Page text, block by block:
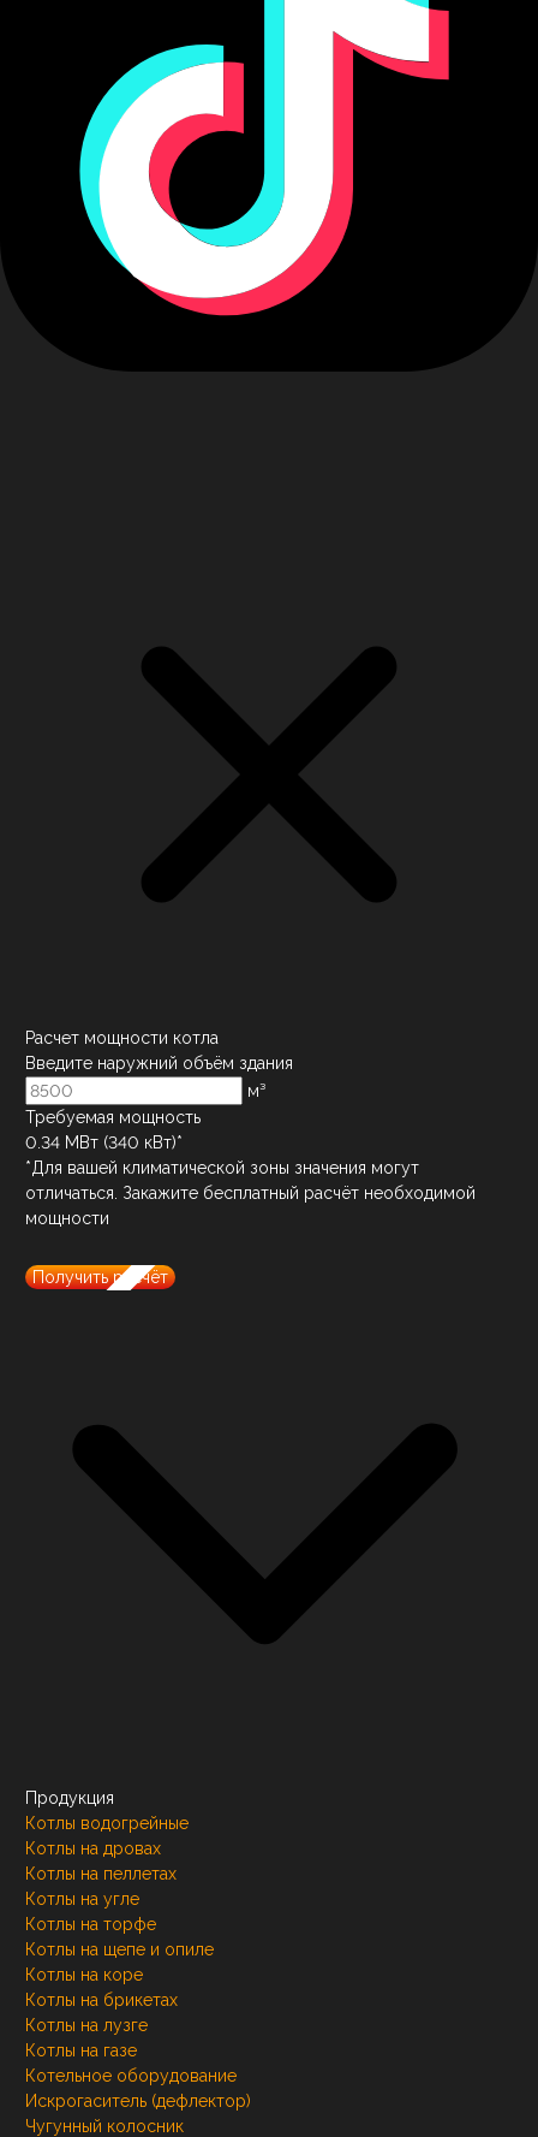
Расчет мощности котла
Введите наружний объём здания
м³
Требуемая мощность
0.34 МВт (340 кВт)*
*Для вашей климатической зоны значения могут
отличаться. Закажите бесплатный расчёт необходимой
мощности
Получить расчёт
Продукция
Котлы водогрейные
Котлы на дровах
Котлы на пеллетах
Котлы на угле
Котлы на торфе
Котлы на щепе и опиле
Котлы на коре
Котлы на брикетах
Котлы на лузге
Котлы на газе
Котельное оборудование
Искрогаситель (дефлектор)
Чугунный колосник